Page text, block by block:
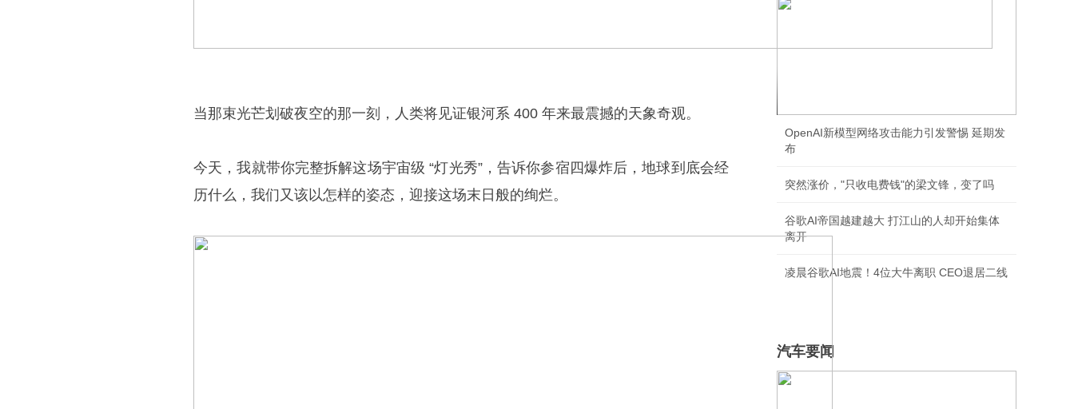
当那束光芒划破夜空的那一刻，人类将见证银河系 400 年来最震撼的天象奇观。
今天，我就带你完整拆解这场宇宙级 “灯光秀”，告诉你参宿四爆炸后，地球到底会经
历什么，我们又该以怎样的姿态，迎接这场末日般的绚烂。
OpenAI新模型网络攻击能力引发警惕 延期发
布
突然涨价，"只收电费钱"的梁文锋，变了吗
谷歌AI帝国越建越大 打江山的人却开始集体
离开
凌晨谷歌AI地震！4位大牛离职 CEO退居二线
汽车要闻